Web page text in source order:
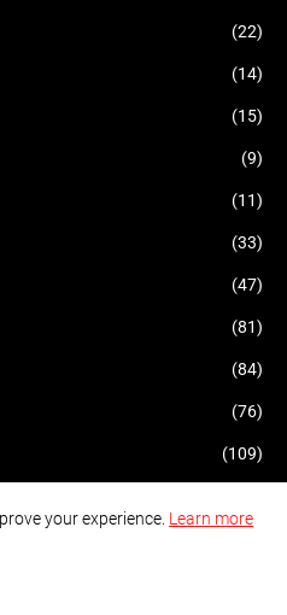
(22)
(14)
(15)
(9)
(11)
(33)
(47)
(81)
(84)
(76)
(109)
your experience. Learn more